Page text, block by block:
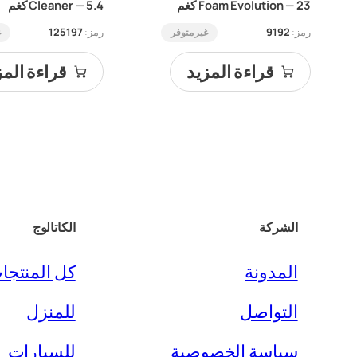
د.ع115,000.
د.ع110,000.
Foam Evolution — 23 كغم
رمز: 9192 غير متوفر
قراءة المزيد
د.ع60,000.
د.ع55,000.
Cleaner — 5.4 كغم
رمز:125197
قراءة
الشركة
المدونة
التواصل
سياسة الخصوصية
الكاتالوج
كل
للمنزل
للسيارات